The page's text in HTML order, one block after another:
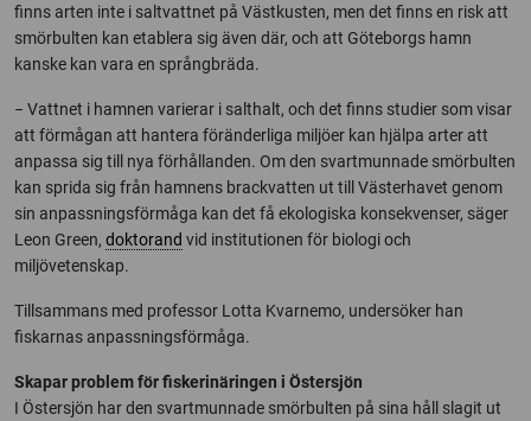
finns arten inte i saltvattnet på Västkusten, men det finns en risk att
smörbulten kan etablera sig även där, och att Göteborgs hamn
kanske kan vara en språngbräda.
− Vattnet i hamnen varierar i salthalt, och det finns studier som visar
att förmågan att hantera föränderliga miljöer kan hjälpa arter att
anpassa sig till nya förhållanden. Om den svartmunnade smörbulten
kan sprida sig från hamnens brackvatten ut till Västerhavet genom
sin anpassningsförmåga kan det få ekologiska konsekvenser, säger
Leon Green, doktorand vid institutionen för biologi och
miljövetenskap.
Tillsammans med professor Lotta Kvarnemo, undersöker han
fiskarnas anpassningsförmåga.
Skapar problem för fiskerinäringen i Östersjön
I Östersjön har den svartmunnade smörbulten på sina håll slagit ut